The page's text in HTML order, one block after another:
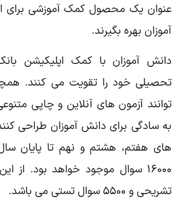
عنوان یک محصول کمک آموزشی برای
آموزان بهره بگیرند.
دانش آموزان با کمک اپلیکیشن
تحصیلی خود را تقویت می کنند.
توانند آزمون های آنلاین و چاپی
به سادگی برای دانش آموزان طراحی
تشریحی و ۵۵۰۰ سوال تستی می باشد.